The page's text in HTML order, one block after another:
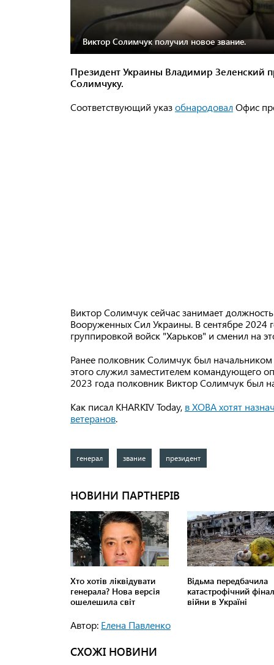
Виктор Солимчук получил новое звание.
Президент Украины Владимир Зеленский
Солимчуку.
Соответствующий указобнародовалОфис
Виктор Солимчук сейчас занимает
Вооруженных Сил Украины. В сентябре 2024
группировкой войск "Харьков" и сменил на
Ранее полковник Солимчук был
этого служил заместителем командующего
2023 года полковник Виктор Солимчук был
Как писал KHARKIV Today, в ХОВА хотят
ветеранов.
генерал звание президент
Автор: Елена Павленко
СХОЖІ НОВИНИ